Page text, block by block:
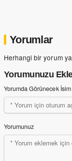
Yorumlar
Herhangi bir yorum
Yorumunuzu
Yorumda Görünecek İsim
Yorumunuz